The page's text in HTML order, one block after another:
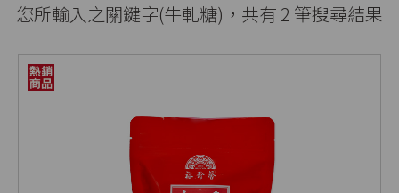
您所輸入之關鍵字(牛軋糖)，共有 2 筆搜尋結果